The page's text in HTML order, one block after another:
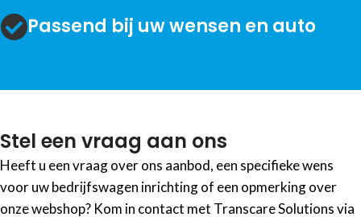
Passend bij uw wensen en auto
Stel een vraag aan ons
Heeft u een vraag over ons aanbod, een specifieke wens
voor uw bedrijfswagen inrichting of een opmerking over
onze webshop? Kom in contact met Transcare Solutions via